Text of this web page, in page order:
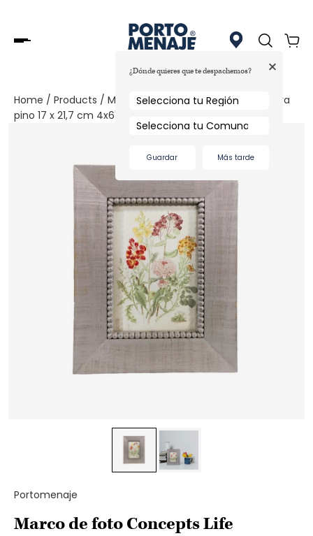
¿Dónde quieres que te despachemos? +
Guardar Más tarde
Home / Products / Marco de foto Concepts Life madera
pino 17 x 21,7 cm 4x6"
Portomenaje
Marco de foto Concepts Life